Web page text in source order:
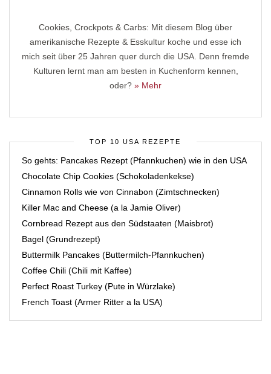
Cookies, Crockpots & Carbs: Mit diesem Blog über
amerikanische Rezepte & Esskultur koche und esse ich
mich seit über 25 Jahren quer durch die USA. Denn fremde
Kulturen lernt man am besten in Kuchenform kennen,
oder? » Mehr
TOP 10 USA REZEPTE
So gehts: Pancakes Rezept (Pfannkuchen) wie in den USA
Chocolate Chip Cookies (Schokoladenkekse)
Cinnamon Rolls wie von Cinnabon (Zimtschnecken)
Killer Mac and Cheese (a la Jamie Oliver)
Cornbread Rezept aus den Südstaaten (Maisbrot)
Bagel (Grundrezept)
Buttermilk Pancakes (Buttermilch-Pfannkuchen)
Coffee Chili (Chili mit Kaffee)
Perfect Roast Turkey (Pute in Würzlake)
French Toast (Armer Ritter a la USA)